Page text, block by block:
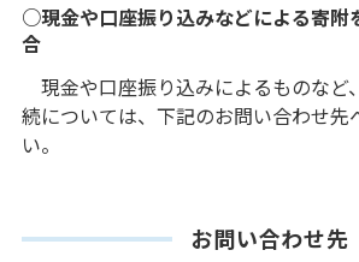
○現金や口座振り込みなどによる寄附
合
現金や口座振り込みによるものなど
続については、下記のお問い合わせ先
い。
お問い合わせ先